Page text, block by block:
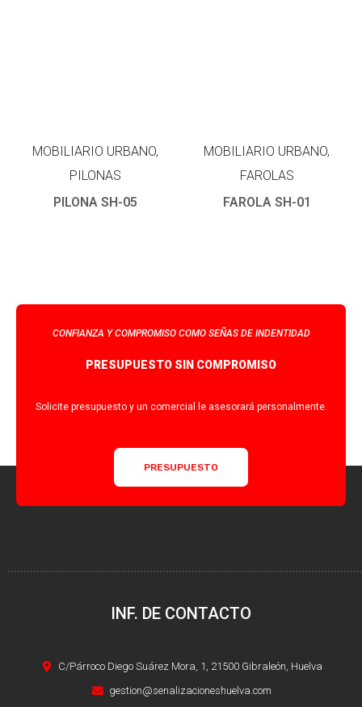
MOBILIARIO URBANO,
PILONAS
PILONA SH-05
MOBILIARIO URBANO,
FAROLAS
FAROLA SH-01
CONFIANZA Y COMPROMISO COMO SEÑAS DE INDENTIDAD
PRESUPUESTO SIN COMPROMISO
Solicite presupuesto y un comercial le asesorará personalmente.
PRESUPUESTO
INF. DE CONTACTO
C/Párroco Diego Suárez Mora, 1, 21500 Gibraleón, Huelva
gestion@senalizacioneshuelva.com